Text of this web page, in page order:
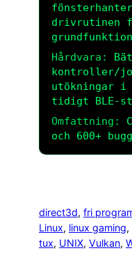
drivrutinen
Hårdvara:
kontroller/
utökningar
tidigt BLE-
Omfattning:
och 600+
direct3d, fri
Linux, linux gaming,
tux, UNIX, Vulkan,